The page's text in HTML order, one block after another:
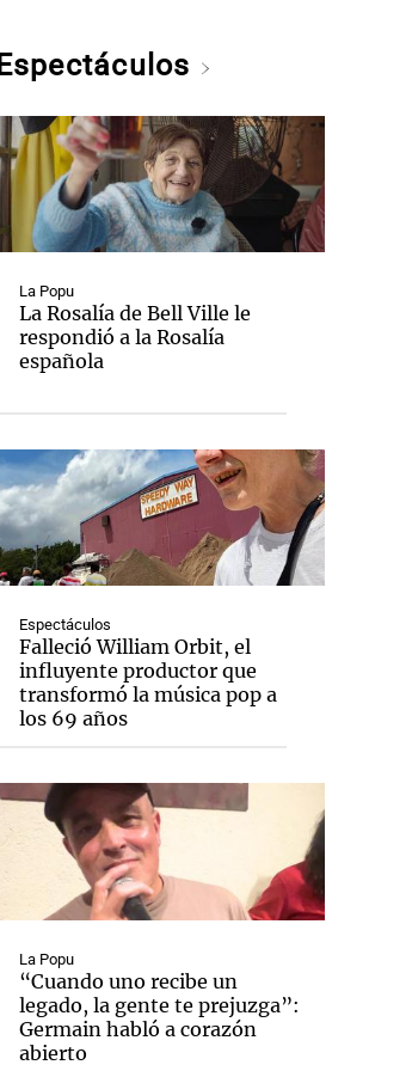
Espectáculos
La Popu
La Rosalía de Bell Ville le
respondió a la Rosalía
española
Espectáculos
Falleció William Orbit, el
influyente productor que
transformó la música pop a
los 69 años
La Popu
“Cuando uno recibe un
legado, la gente te prejuzga”:
Germain habló a corazón
abierto
Notas